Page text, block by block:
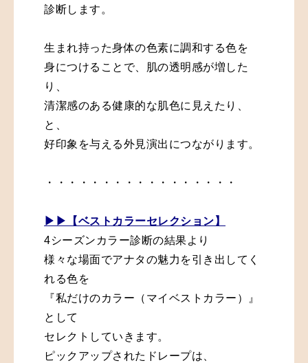
診断します。
生まれ持った身体の色素に調和する色を
身につけることで、肌の透明感が増した
り、
清潔感のある健康的な肌色に見えたり、
と、
好印象を与える外見演出につながります。
・・・・・・・・・・・・・・・・・
▶︎▶︎【ベストカラーセレクション】
4シーズンカラー診断の結果より
様々な場面でアナタの魅力を引き出してく
れる色を
『私だけのカラー（マイベストカラー）』
として
セレクトしていきます。
ピックアップされたドレープは、